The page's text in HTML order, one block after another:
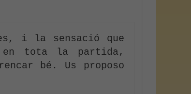
i la sensació que
tota la partida,
bé. Us proposo